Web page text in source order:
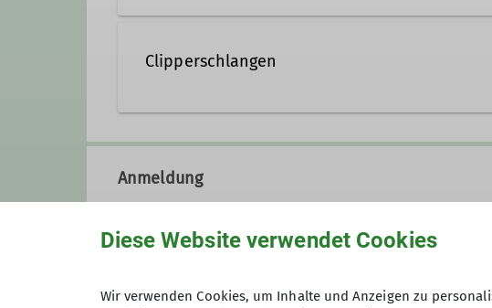
Clipperschlangen
Kontakt aufnehmen
Anmeldung
Preis
Diese Website verwendet Cookies
Wir verwenden Cookies, um Inhalte und Anzeigen zu